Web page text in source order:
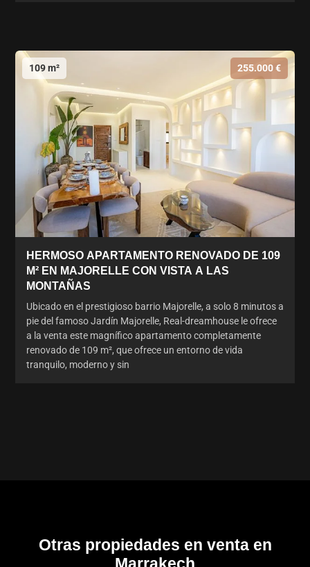
109 m² 255.000 €
HERMOSO APARTAMENTO RENOVADO DE 109
M² EN MAJORELLE CON VISTA A LAS
MONTAÑAS
Ubicado en el prestigioso barrio Majorelle, a solo 8 minutos a
pie del famoso Jardín Majorelle, Real-dreamhouse le ofrece
a la venta este magnífico apartamento completamente
renovado de 109 m², que ofrece un entorno de vida
tranquilo, moderno y sin
Otras propiedades en venta en